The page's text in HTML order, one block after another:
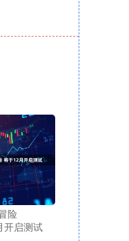
险
开启测试